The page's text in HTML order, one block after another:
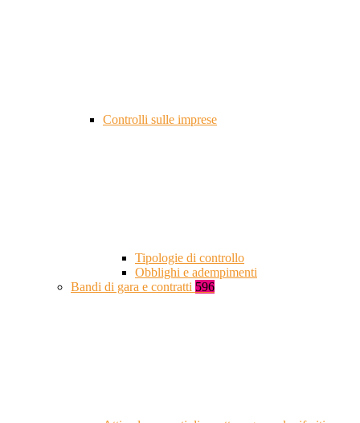
Controlli sulle imprese
Tipologie di controllo
Obblighi e adempimenti
Bandi di gara e contratti 596